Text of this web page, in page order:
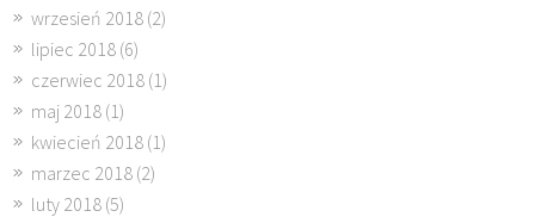
wrzesień 2018 (2)
lipiec 2018 (6)
czerwiec 2018 (1)
maj 2018 (1)
kwiecień 2018 (1)
marzec 2018 (2)
luty 2018 (5)